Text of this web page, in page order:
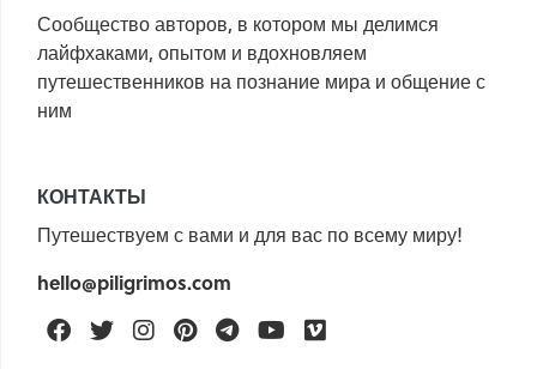
Сообщество авторов, в котором мы делимся
лайфхаками, опытом и вдохновляем
путешественников на познание мира и общение с
ним
КОНТАКТЫ
Путешествуем с вами и для вас по всему миру!
hello@piligrimos.com
FacebookTwitterInstagramPinterestTelegramYoutube